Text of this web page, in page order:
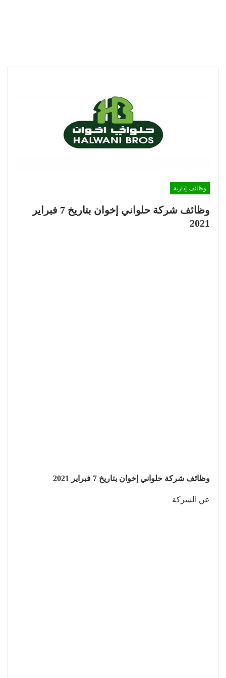
وظائف إدارية
وظائف شركة حلواني إخوان بتاريخ 7 فبراير
2021
وظائف شركة حلواني إخوان بتاريخ 7 فبراير 2021
عن الشركة